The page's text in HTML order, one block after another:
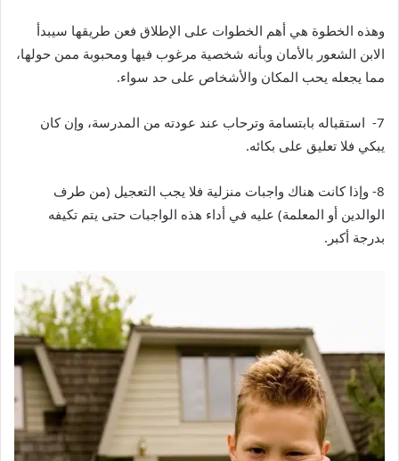
وهذه الخطوة هي أهم الخطوات على الإطلاق فعن طريقها سيبدأ
الابن الشعور بالأمان وبأنه شخصية مرغوب فيها ومحبوبة ممن حولها،
مما يجعله يحب المكان والأشخاص على حد سواء.
7- استقباله بابتسامة وترحاب عند عودته من المدرسة، وإن كان
يبكي فلا تعليق على بكائه.
8- وإذا كانت هناك واجبات منزلية فلا يجب التعجيل (من طرف
الوالدين أو المعلمة) عليه في أداء هذه الواجبات حتى يتم تكيفه
بدرجة أكبر.